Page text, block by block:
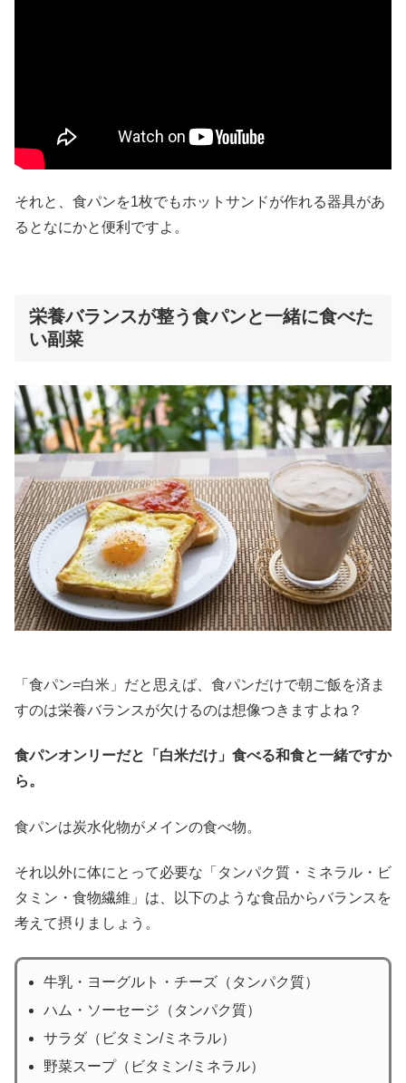
それと、食パンを1枚でもホットサンドが作れる器具があ
るとなにかと便利ですよ。
栄養バランスが整う食パンと一緒に食べた
い副菜
「食パン=白米」だと思えば、食パンだけで朝ご飯を済ま
すのは栄養バランスが欠けるのは想像つきますよね？
食パンオンリーだと「白米だけ」食べる和食と一緒ですか
ら。
食パンは炭水化物がメインの食べ物。
それ以外に体にとって必要な「タンパク質・ミネラル・ビ
タミン・食物繊維」は、以下のような食品からバランスを
考えて摂りましょう。
牛乳・ヨーグルト・チーズ（タンパク質）
ハム・ソーセージ（タンパク質）
サラダ（ビタミン/ミネラル）
野菜スープ（ビタミン/ミネラル）